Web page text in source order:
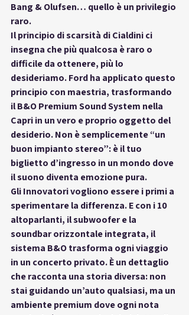
Bang & Olufsen… quello è un privilegio
raro.
Il principio di scarsità di Cialdini ci
insegna che più qualcosa è raro o
difficile da ottenere, più lo
desideriamo. Ford ha applicato questo
principio con maestria, trasformando
il B&O Premium Sound System nella
Capri in un vero e proprio oggetto del
desiderio. Non è semplicemente “un
buon impianto stereo”: è il tuo
biglietto d’ingresso in un mondo dove
il suono diventa emozione pura.
Gli Innovatori vogliono essere i primi a
sperimentare la differenza. E con i 10
altoparlanti, il subwoofer e la
soundbar orizzontale integrata, il
sistema B&O trasforma ogni viaggio
in un concerto privato. È un dettaglio
che racconta una storia diversa: non
stai guidando un’auto qualsiasi, ma un
ambiente premium dove ogni nota